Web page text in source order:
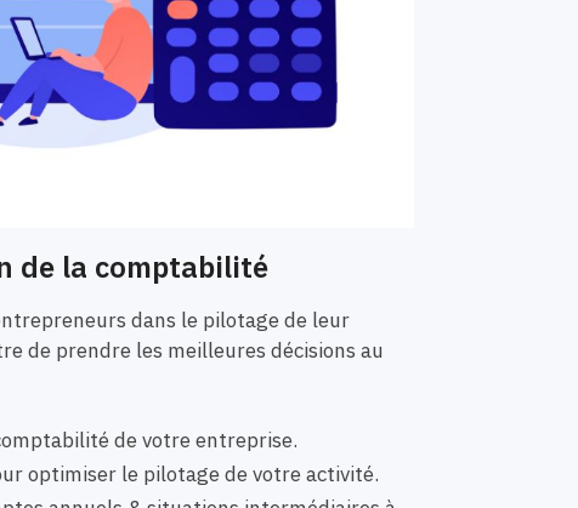
de la comptabilité
dans le pilotage de leur
de prendre les meilleures décisions au
de votre entreprise.
optimiser le pilotage de votre activité.